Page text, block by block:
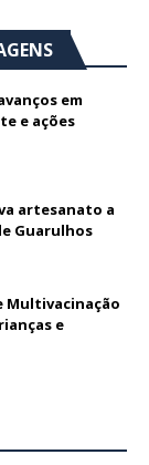
em
e ações
artesanato a
Guarulhos
Multivacinação
e